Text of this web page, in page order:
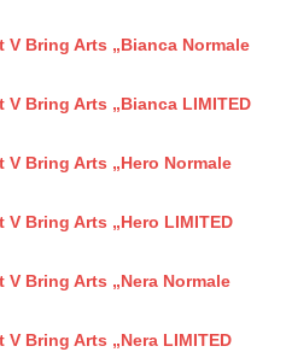
V Bring Arts „Bianca Normale
V Bring Arts „Bianca LIMITED
V Bring Arts „Hero Normale
V Bring Arts „Hero LIMITED
V Bring Arts „Nera Normale
V Bring Arts „Nera LIMITED